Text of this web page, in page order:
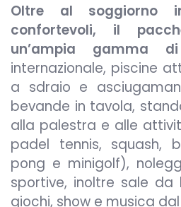
Oltre al soggiorno
confortevoli, il
un’ampia gamma
internazionale, piscine
a sdraio e
bevande in tavola,
alla palestra e alle
padel tennis, squash,
pong e minigolf),
sportive, inoltre sale
giochi, show e musica dal